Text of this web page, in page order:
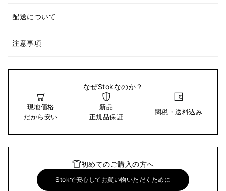
配送について
注意事項
なぜStokなのか？
現地価格
だから安い
新品
正規品保証
関税・送料込み
初めてのご購入の方へ
Stokで安心してお買い物いただくために